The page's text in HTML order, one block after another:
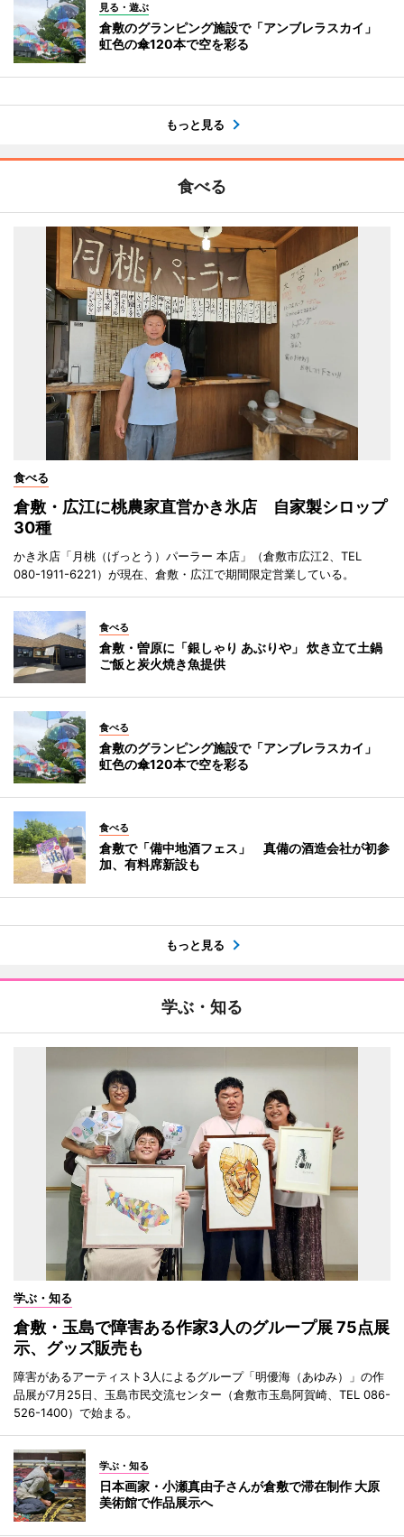
見る・遊ぶ
倉敷のグランピング施設で「アンブレラスカイ」
虹色の傘120本で空を彩る
もっと見る
食べる
食べる
倉敷・広江に桃農家直営かき氷店 自家製シロップ
30種
かき氷店「月桃（げっとう）パーラー 本店」（倉敷市広江2、TEL
080-1911-6221）が現在、倉敷・広江で期間限定営業している。
食べる
倉敷・曽原に「銀しゃり あぶりや」 炊き立て土鍋
ご飯と炭火焼き魚提供
食べる
倉敷のグランピング施設で「アンブレラスカイ」
虹色の傘120本で空を彩る
食べる
倉敷で「備中地酒フェス」 真備の酒造会社が初参
加、有料席新設も
もっと見る
学ぶ・知る
学ぶ・知る
倉敷・玉島で障害ある作家3人のグループ展 75点展
示、グッズ販売も
障害があるアーティスト3人によるグループ「明優海（あゆみ）」の作
品展が7月25日、玉島市民交流センター（倉敷市玉島阿賀崎、TEL 086-
526-1400）で始まる。
学ぶ・知る
日本画家・小瀬真由子さんが倉敷で滞在制作 大原
美術館で作品展示へ